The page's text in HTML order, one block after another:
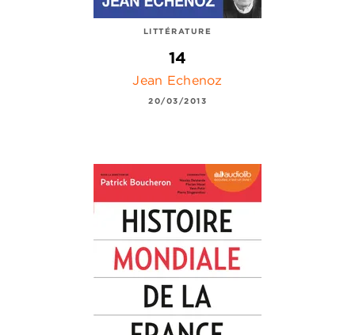
LITTÉRATURE
14
Jean Echenoz
20/03/2013